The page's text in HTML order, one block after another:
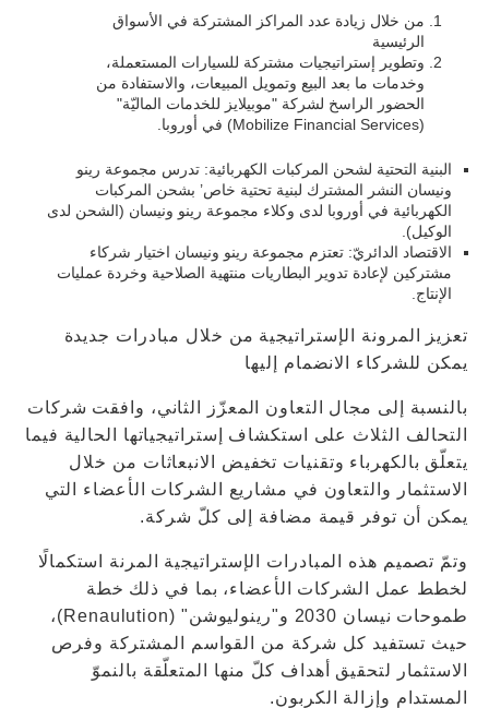
من خلال زيادة عدد المراكز المشتركة في الأسواق
الرئيسية
وتطوير إستراتيجيات مشتركة للسيارات المستعملة،
وخدمات ما بعد البيع وتمويل المبيعات، والاستفادة من
الحضور الراسخ لشركة "موبيلايز للخدمات الماليّة"
(Mobilize Financial Services) في أوروبا.
البنية التحتية لشحن المركبات الكهربائية: تدرس مجموعة رينو
ونيسان النشر المشترك لبنية تحتية خاص’ بشحن المركبات
الكهربائية في أوروبا لدى وكلاء مجموعة رينو ونيسان (الشحن لدى
الوكيل).
الاقتصاد الدائريّ: تعتزم مجموعة رينو ونيسان اختيار شركاء
مشتركين لإعادة تدوير البطاريات منتهية الصلاحية وخردة عمليات
الإنتاج.
تعزيز المرونة الإستراتيجية من خلال مبادرات جديدة
يمكن للشركاء الانضمام إليها
بالنسبة إلى مجال التعاون المعزّز الثاني، وافقت شركات
التحالف الثلاث على استكشاف إستراتيجياتها الحالية فيما
يتعلّق بالكهرباء وتقنيات تخفيض الانبعاثات من خلال
الاستثمار والتعاون في مشاريع الشركات الأعضاء التي
يمكن أن توفر قيمة مضافة إلى كلّ شركة.
وتمّ تصميم هذه المبادرات الإستراتيجية المرنة استكمالًا
لخطط عمل الشركات الأعضاء، بما في ذلك خطة
طموحات نيسان 2030 و"رينوليوشن" (Renaulution)،
حيث تستفيد كل شركة من القواسم المشتركة وفرص
الاستثمار لتحقيق أهداف كلّ منها المتعلّقة بالنموّ
المستدام وإزالة الكربون.